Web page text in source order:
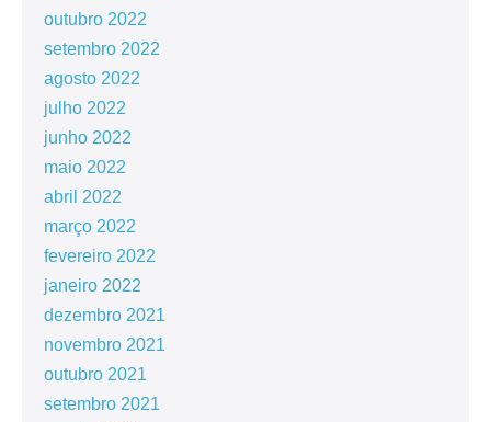
outubro 2022
setembro 2022
agosto 2022
julho 2022
junho 2022
maio 2022
abril 2022
março 2022
fevereiro 2022
janeiro 2022
dezembro 2021
novembro 2021
outubro 2021
setembro 2021